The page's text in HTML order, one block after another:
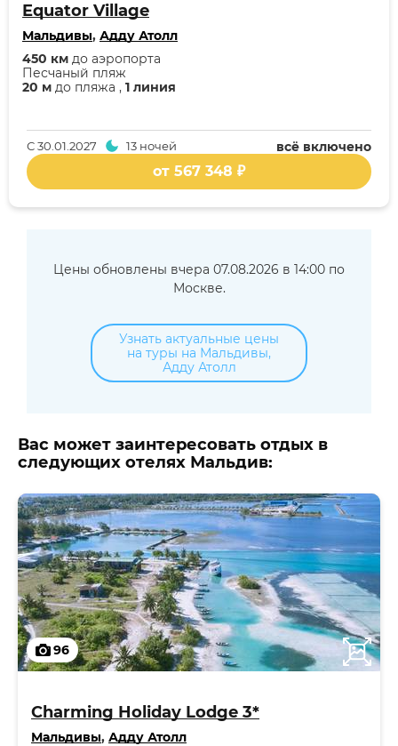
Equator Village
Мальдивы, Адду Атолл
20 м до пляжа , 1 линия
Песчаный пляж
450 км до аэропорта
всё включено
С30.01.2027 13 ночей
от 567 348 ₽
Цены обновлены вчера 07.08.2026 в 14:00 по
Москве.
Узнать актуальные цены
на туры на Мальдивы,
Адду Атолл
Вас может заинтересовать отдых в
следующих отелях Мальдив:
96
Charming Holiday Lodge 3*
Мальдивы, Адду Атолл